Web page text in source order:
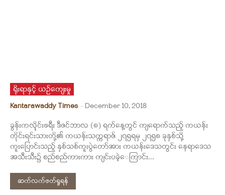
ရိုးရာနှင့် ယဉ်ကျေးမှု
Kantarawaddy Times - December 10, 2018
ခွန်းကလိုုင်းဖရီး ဒီဇင်ဘာလ (၈) ရက်နေ့တွင် ကျရောက်သည့် ကယန်း
တိုင်းရင်းသားတို့၏ ကယန်းသက္ကရာဇ် ၂၇၅ရမှ ၂၇၅၈ ခုနှစ်သို့
ကူးပြောင်းသည့် နှစ်သစ်ကူးပွဲတော်အား ကယန်းဒေသတွင်း နေရာဒေသ
အသီးသီး၌ စည်စည်ကားကား ကျင်းပခဲ့ေကြာင်း...
ဆက်လက်ဖတ်ရှုရန်